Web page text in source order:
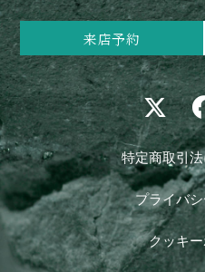
来店予約
特定商取引
プライバ
クッキ